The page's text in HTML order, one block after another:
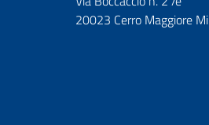
20023 Cerro Maggiore Mi